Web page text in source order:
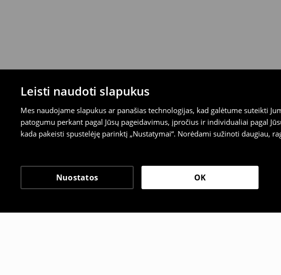
Leisti naudoti slapukus
Mes naudojame slapukus ar panašias technologijas, kad galėtume suteikti
patogumu perkant pagal Jūsų pageidavimus, įpročius ir individualiai pagal
kada pakeisti spustelėję parinktį „Nustatymai“. Norėdami sužinoti daugiau,
Nuostatos OK